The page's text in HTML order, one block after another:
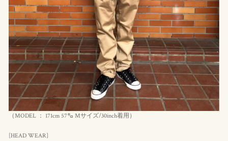
（MODEL ： 171cm 57㌔ Mサイズ/30inch着用）
[HEAD WEAR]